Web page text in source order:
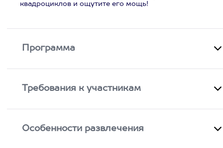
квадроциклов и ощутите его мощь!
Программа
Требования к участникам
Особенности развлечения